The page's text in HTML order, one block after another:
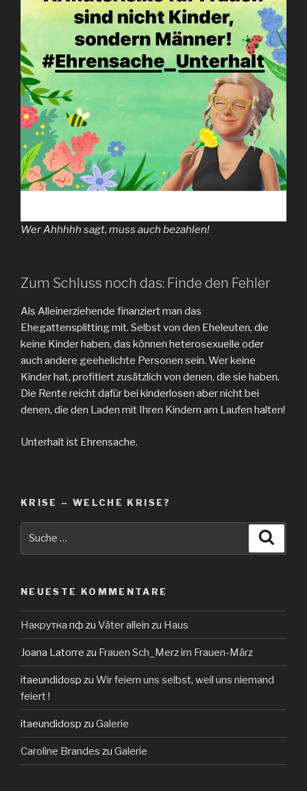
Wer Ahhhhh sagt, muss auch bezahlen!
Zum Schluss noch das: Finde den Fehler
Als Alleinerziehende finanziert man das
Ehegattensplitting mit. Selbst von den Eheleuten, die
keine Kinder haben, das können heterosexuelle oder
auch andere geehelichte Personen sein. Wer keine
Kinder hat, profitiert zusätzlich von denen, die sie haben.
Die Rente reicht dafür bei kinderlosen aber nicht bei
denen, die den Laden mit Ihren Kindern am Laufen halten!
Unterhalt ist Ehrensache.
KRISE – WELCHE KRISE?
NEUESTE KOMMENTARE
Накрутка пф zu Väter allein zu Haus
Joana Latorre zu Frauen Sch_Merz im Frauen-März
itaeundidosp zu Wir feiern uns selbst, weil uns niemand
feiert !
itaeundidosp zu Galerie
Caroline Brandes zu Galerie